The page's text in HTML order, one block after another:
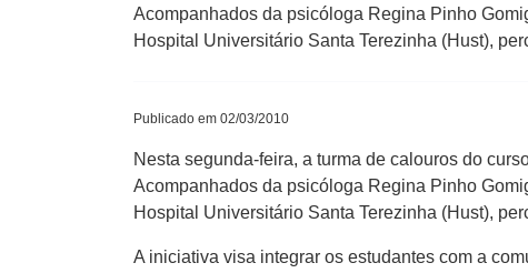
Acompanhados da psicóloga Regina Pinho
Hospital Universitário Santa Terezinha (Hust),
Publicado em 02/03/2010
Nesta segunda-feira, a turma de calouros do
Acompanhados da psicóloga Regina Pinho
Hospital Universitário Santa Terezinha (Hust),
A iniciativa visa integrar os estudantes com a